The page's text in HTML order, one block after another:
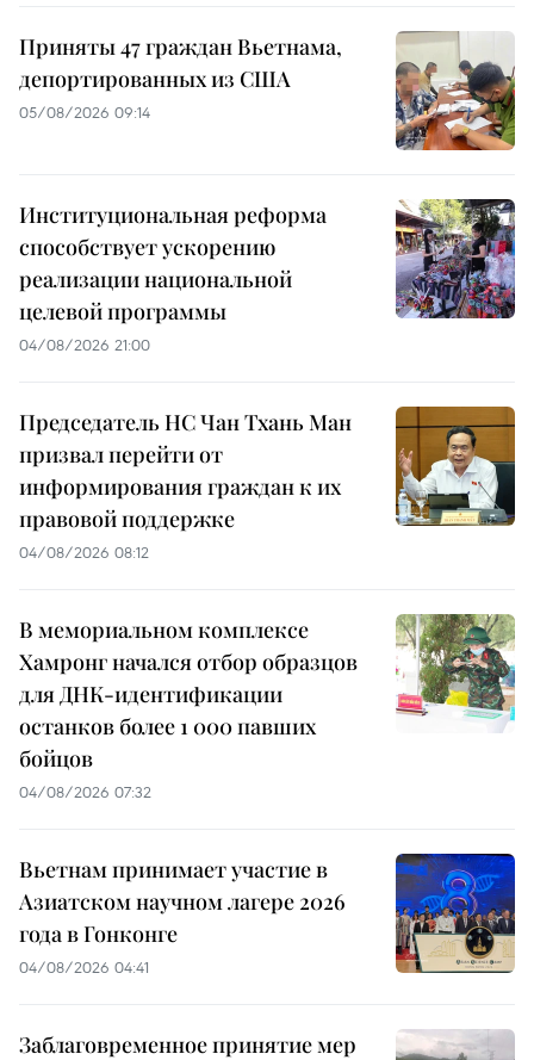
Приняты 47 граждан Вьетнама,
депортированных из США
05/08/2026 09:14
Институциональная реформа
способствует ускорению
реализации национальной
целевой программы
04/08/2026 21:00
Председатель НС Чан Тхань Ман
призвал перейти от
информирования граждан к их
правовой поддержке
04/08/2026 08:12
В мемориальном комплексе
Хамронг начался отбор образцов
для ДНК-идентификации
останков более 1 000 павших
бойцов
04/08/2026 07:32
Вьетнам принимает участие в
Азиатском научном лагере 2026
года в Гонконге
04/08/2026 04:41
Заблаговременное принятие мер